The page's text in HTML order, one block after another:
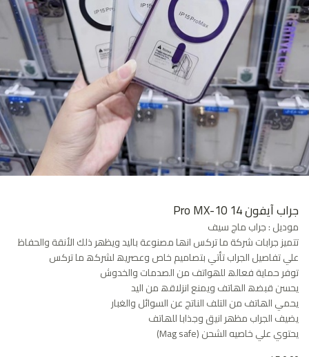
جراب آيفون 14 Pro MX-10
موديل : جراب ماج سيف
تتمیز جرابات شركة ما تركس انھا مصنوعة بالید ویظھر ذلك الأنقة والحفاظ
علي تفاصیل الجراب تأتي بتصامیم خاص وعصریھ لشركھ ما تركس
توفر حمایة فعالھ للھواتف من الصدمات والخدوش
یحسن قبضھ الھاتف ویمنع انزلاقھ من الید
یحمي الھاتف من التلف الناتج عن السوائل والغبار
یضیف الجراب مظھر انیق وجذابا للھاتف
يحتوي علي خاصيه الشحن (Mag safe)